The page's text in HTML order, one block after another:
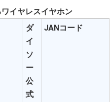
イヤレスイヤホン
ダ
イ
ソ
ー
公
式
JANコード